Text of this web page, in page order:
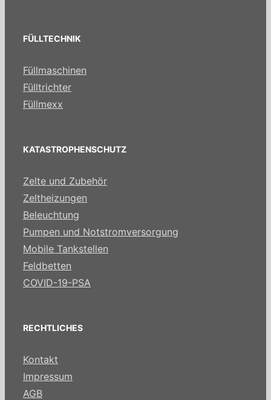
FÜLLTECHNIK
Füllmaschinen
Fülltrichter
Füllmexx
KATASTROPHENSCHUTZ
Zelte und Zubehör
Zeltheizungen
Beleuchtung
Pumpen und Notstromversorgung
Mobile Tankstellen
Feldbetten
COVID-19-PSA
RECHTLICHES
Kontakt
Impressum
AGB